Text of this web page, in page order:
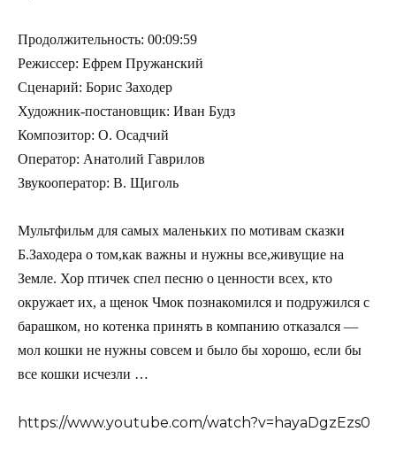
Продолжительность: 00:09:59
Режиссер: Ефрем Пружанский
Сценарий: Борис Заходер
Художник-постановщик: Иван Будз
Композитор: О. Осадчий
Оператор: Анатолий Гаврилов
Звукооператор: В. Щиголь
Мультфильм для самых маленьких по мотивам сказки
Б.Заходера о том,как важны и нужны все,живущие на
Земле. Хор птичек спел песню о ценности всех, кто
окружает их, а щенок Чмок познакомился и подружился с
барашком, но котенка принять в компанию отказался —
мол кошки не нужны совсем и было бы хорошо, если бы
все кошки исчезли …
https://www.youtube.com/watch?v=hayaDgzEzs0